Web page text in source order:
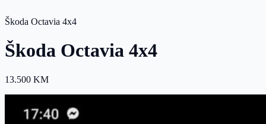
Škoda Octavia 4x4
Škoda Octavia 4x4
13.500 KM